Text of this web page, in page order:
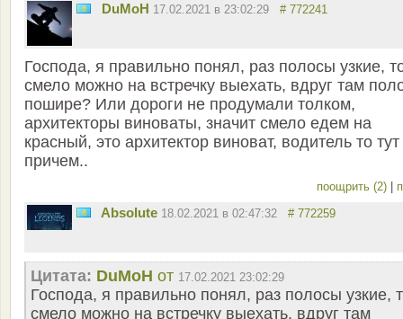
DuMoH 17.02.2021 в 23:02:29 # 772241
Господа, я правильно понял, раз полосы узкие,
смело можно на встречку выехать, вдруг там
пошире? Или дороги не продумали толком,
архитекторы виноваты, значит смело едем на
красный, это архитектор виноват, водитель то тут
причем..
поощрить (2)
Absolute 18.02.2021 в 02:47:32 # 772259
Цитата: DuMoH от 17.02.2021 23:02:29
Господа, я правильно понял, раз полосы узкие,
смело можно на встречку выехать, вдруг там